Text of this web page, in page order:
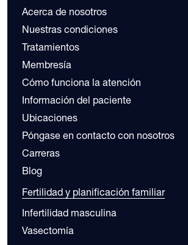
Acerca de nosotros
Nuestras condiciones
Tratamientos
Membresía
Cómo funciona la atención
Información del paciente
Ubicaciones
Póngase en contacto con nosotros
Carreras
Blog
Fertilidad y planificación familiar
Infertilidad masculina
Vasectomía